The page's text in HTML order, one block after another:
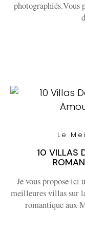
photographiés.Vous
Le
10 VILLAS
Je vous propose ici
meilleures villas sur
romantique aux